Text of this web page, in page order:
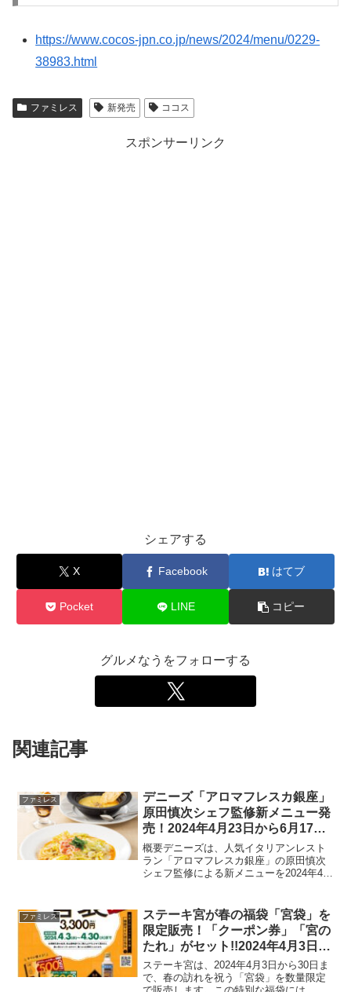
https://www.cocos-jpn.co.jp/news/2024/menu/0229-
38983.html
ファミレス 新発売 ココス
スポンサーリンク
シェアする
X Facebook はてブ
Pocket LINE コピー
グルメなうをフォローする
関連記事
ファミレス
デニーズ「アロマフレスカ銀座」
原田慎次シェフ監修新メニュー発
売！2024年4月23日から6月17日
まで
概要デニーズは、人気イタリアンレスト
ラン「アロマフレスカ銀座」の原田慎次
シェフ監修による新メニューを2024年4月
念して行われている人気シェフ監修メニ
ューシリー...
ファミレス
ステーキ宮が春の福袋「宮袋」を
限定販売！「クーポン券」「宮の
たれ」がセット!!2024年4月3日か
ら30日まで
ステーキ宮は、2024年4月3日から30日ま
で、春の訪れを祝う「宮袋」を数量限定